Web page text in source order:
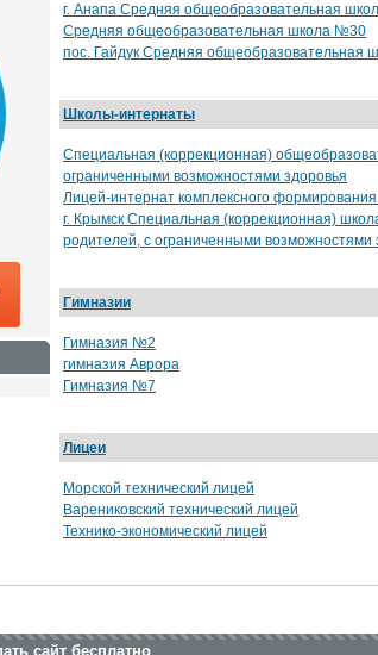
г. Анапа Средняя общеобразовательная
Средняя общеобразовательная школа №30
пос. Гайдук Средняя общеобразовательная
Школы-интернаты
Специальная (коррекционная)
ограниченными возможностями здоровья
Лицей-интернат комплексного
г. Крымск Специальная (коррекционная)
родителей, с ограниченными возможностями
Гимназии
Гимназия №2
гимназия Аврора
Гимназия №7
Лицеи
Морской технический лицей
Варениковский технический лицей
Технико-экономический лицей
Сайт с каталогом
от
сайт бесплатно